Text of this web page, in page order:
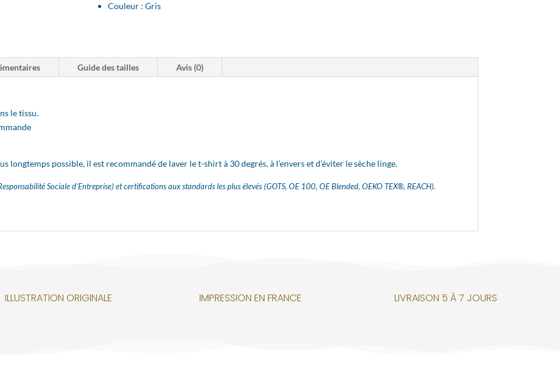
Couleur : Gris
Guide des tailles Avis (0)
le tissu.
longtemps possible, il est recommandé de laver le t-shirt à 30 degrés, à l’envers et d’éviter le sèche linge.
Sociale d’Entreprise) et certifications aux standards les plus élevés (GOTS, OE 100, OE Blended, OEKO TEX®, REACH).
ILLUSTRATION ORIGINALE IMPRESSION EN FRANCE LIVRAISON 5 À 7 JOURS